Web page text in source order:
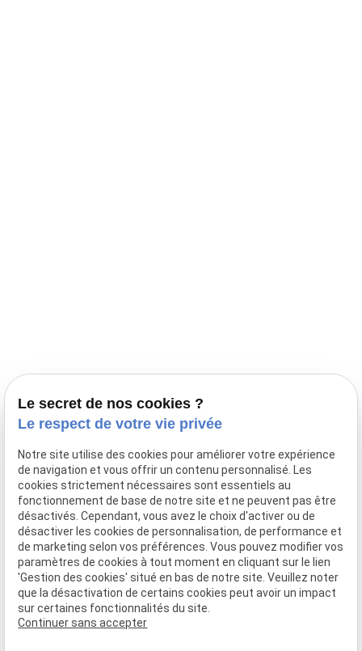
03 28 68 82 00
06 80 84 45 90
Adresse
10, chemin de Cassel
59470 BOLLEZEELE
Horaires
09:00 - 17:00
Lundi - Samedi
Le secret de nos cookies ?
Le respect de votre vie privée
Notre site utilise des cookies pour améliorer votre expérience
de navigation et vous offrir un contenu personnalisé. Les
cookies strictement nécessaires sont essentiels au
fonctionnement de base de notre site et ne peuvent pas être
désactivés. Cependant, vous avez le choix d'activer ou de
désactiver les cookies de personnalisation, de performance et
de marketing selon vos préférences. Vous pouvez modifier vos
paramètres de cookies à tout moment en cliquant sur le lien
'Gestion des cookies' situé en bas de notre site. Veuillez noter
que la désactivation de certains cookies peut avoir un impact
sur certaines fonctionnalités du site.
Continuer sans accepter